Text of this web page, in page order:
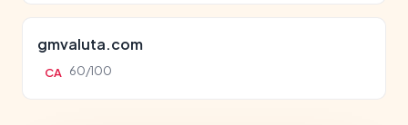
gmvaluta.com
CA 60/100